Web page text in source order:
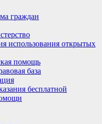
граждан
использования открытых
помощь
база
бесплатной